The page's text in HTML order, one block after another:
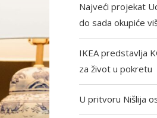
Najveći projekat
do sada okupiće
IKEA predstavlja
za život u pokretu
U pritvoru Nišlija